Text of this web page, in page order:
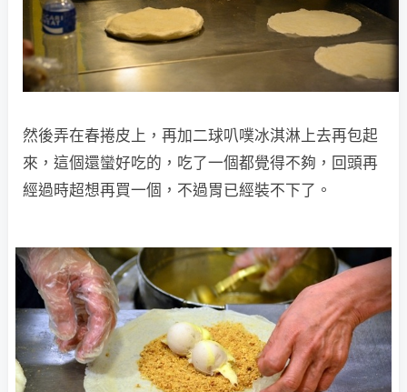
然後弄在春捲皮上，再加二球叭噗冰淇淋上去再包起
來，這個還蠻好吃的，吃了一個都覺得不夠，回頭再
經過時超想再買一個，不過胃已經裝不下了。